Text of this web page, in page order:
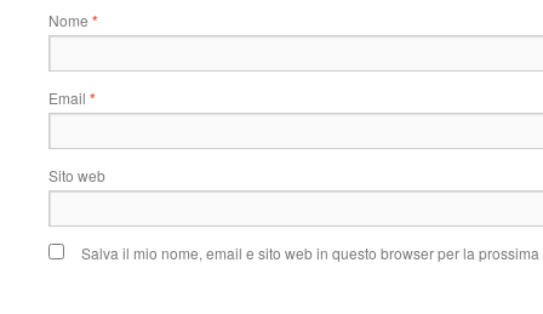
Nome *
Email *
Sito web
Salva il mio nome, email e sito web in questo browser per la